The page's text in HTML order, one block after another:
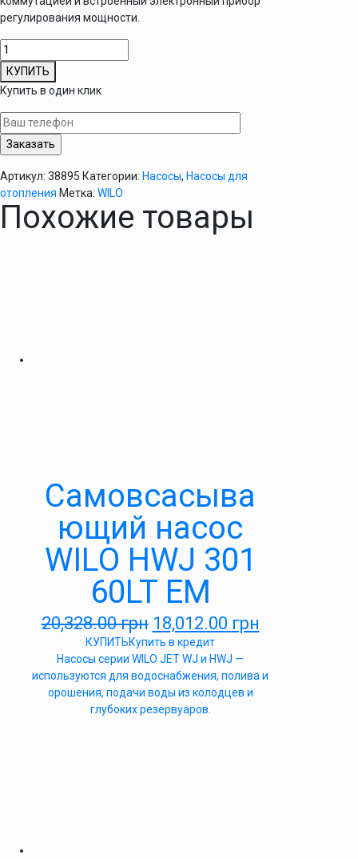
регулирования мощности.
Количество
товара
Циркуляционный
насос
Wilo
YONOS-
pico
4
КУПИТЬ
Купить в один клик
Артикул: 38895 Категории: Насосы, Насосы для
отопления Метка: WILO
Похожие товары
Самовсасыва
ющий насос
WILO HWJ 301
60LT EM
20,328.00грн 18,012.00 грн
КУПИТЬКупить в кредит
Насосы серии WILO JET WJ и HWJ —
используются для водоснабжения, полива и
орошения, подачи воды из колодцев и
глубоких резервуаров.